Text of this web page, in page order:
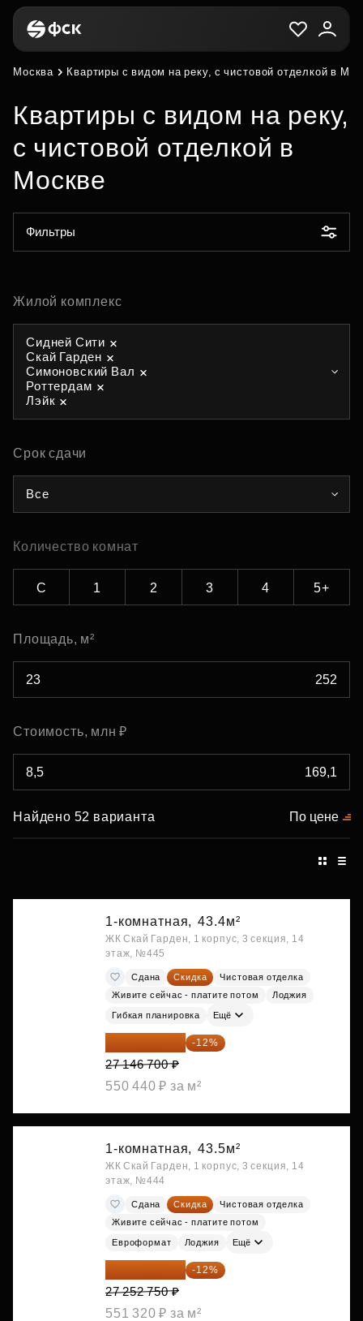
Москва Квартиры с видом на реку, с чистовой отделкой в
Квартиры с видом на реку,
с чистовой отделкой в
Москве
Фильтры
Жилой комплекс
Сидней Сити
Скай Гарден
Симоновский Вал
Роттердам
Лэйк
Срок сдачи
Все
Количество комнат
С 1 2 3 4 5+
Площадь, м²
Стоимость, млн ₽
Найдено 52 варианта По цене
1-комнатная, 43.4м²
ЖК Скай Гарден, 1 корпус, 3 секция, 14
этаж, №445
Сдана Скидка
Чистовая отделка
Живите сейчас - платите потом
Лоджия
Гибкая планировка Ещё
23 889 096 ₽ -12%
27 146 700 ₽
550 440 ₽ за м²
1-комнатная, 43.5м²
ЖК Скай Гарден, 1 корпус, 3 секция, 14
этаж, №444
Сдана Скидка
Чистовая отделка
Живите сейчас - платите потом
Евроформат Лоджия Ещё
23 982 420 ₽ -12%
27 252 750 ₽
551 320 ₽ за м²